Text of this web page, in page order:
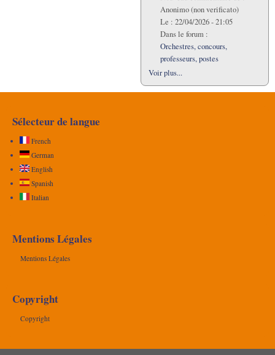
Anonimo (non verificato)
Le : 22/04/2026 - 21:05
Dans le forum :
Orchestres, concours,
professeurs, postes
Voir plus...
Sélecteur de langue
French
German
English
Spanish
Italian
Mentions Légales
Mentions Légales
Copyright
Copyright